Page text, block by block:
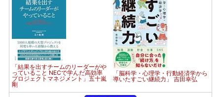
「結果を出すチームのリーダーがや
っていること NECで学んだ高効率
プロジェクトマネジメント」五十嵐
剛
「脳科学・心理学・行動経済学から
導いたすごい継続力」 吉田幸弘